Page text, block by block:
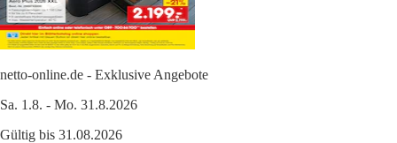
netto-online.de - Exklusive Angebote
Sa. 1.8. - Mo. 31.8.2026
Gültig bis 31.08.2026